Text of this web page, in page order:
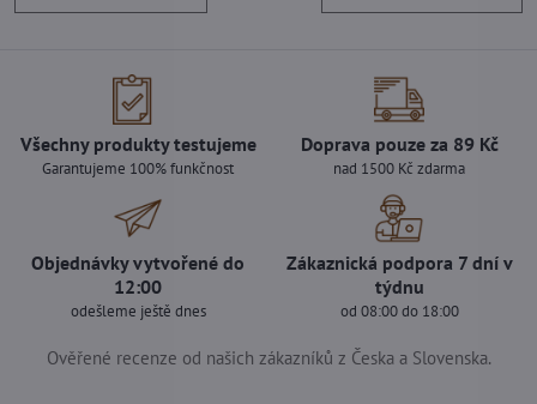
Všechny produkty testujeme
Garantujeme 100% funkčnost
Doprava pouze za 89 Kč
nad 1500 Kč zdarma
Objednávky vytvořené do
12:00
odešleme ještě dnes
Zákaznická podpora 7 dní v
týdnu
od 08:00 do 18:00
Ověřené recenze od našich zákazníků z Česka a Slovenska.